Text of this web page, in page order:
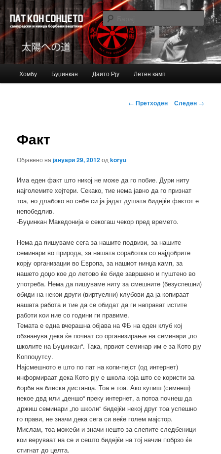
Bujinkan blog
Just another Bujinkan Sites site
Барај
Оди
содржина
Хомбу Буџинкан Даито Рју Летен камп
Навигација
← Претходен Следен →
Факт
Објавено најануари 29, 2012одkoryu
Има еден факт што никој не може да го побие. Дури ниту
најголемите хејтери. Секако, тие нема јавно да го признат
тоа, но длабоко во себе си ја јадат душата бидејќи фактот е
непобедлив.
-Буџинкан Македонија е секогаш чекор пред времето.
Нема да пишуваме сега за нашите подвизи, за нашите
семинари во природа, за нашата соработка со најдобрите
корју организации во Европа, за нашиот нинџа камп, за
нашето доџо кое до летово ќе биде завршено и пуштено во
употреба. Нема да пишуваме ниту за смешните (безуспешни)
обиди на некои други (виртуелни) клубови да ја копираат
нашата работа и тие да се обидат да ги направат истите
работи кои ние со години ги правиме.
Темата е една вчерашна објава на ФБ на еден клуб кој
обзнанува дека ќе почнат со организирање на семинари „по
школите на Буџинкан“. Така, првиот семинар им е за Кото рју
Коппоџутсу.
Најсмешното е што по пат на копи-пејст (од интернет)
информираат дека Кото рју е школа која што се користи за
борба на блиска дистанца. Тоа е тоа. Ако купиш (симнеш)
некое двд или „деншо“ преку интернет, а потоа почнеш да
држиш семинари „по школи“ бидејќи некој друг тоа успешно
го прави, не значи дека сега си веќе голем мајстор.
Мислам, тоа можеби и значи нешто за слепите следбеници
кои веруваат на се и сешто бидејќи на тој начин побрзо ќе
стигнат до целта.